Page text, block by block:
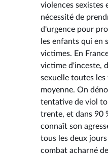
violences sexistes
nécessité de
d'urgence pour
les enfants qui en
victimes. En
victime d'inceste,
sexuelle toutes
moyenne. On
tentative de viol
trente, et dans 90
connaît son
tous les deux
combat acharné